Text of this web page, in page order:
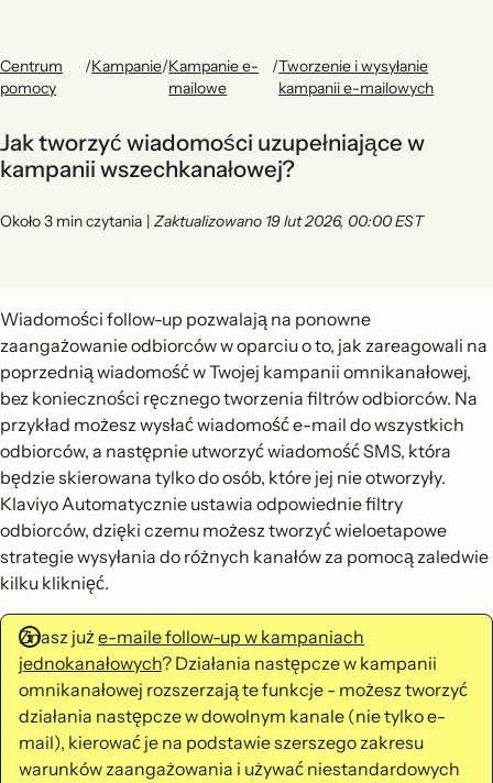
Centrum
pomocy
/Kampanie/Kampanie e-
mailowe
/Tworzenie i wysyłanie
kampanii e-mailowych
Jak tworzyć wiadomości uzupełniające w
kampanii wszechkanałowej?
Około 3 min czytania | Zaktualizowano 19 lut 2026, 00:00 EST
Wiadomości follow-up pozwalają na ponowne
zaangażowanie odbiorców w oparciu o to, jak zareagowali na
poprzednią wiadomość w Twojej kampanii omnikanałowej,
bez konieczności ręcznego tworzenia filtrów odbiorców. Na
przykład możesz wysłać wiadomość e-mail do wszystkich
odbiorców, a następnie utworzyć wiadomość SMS, która
będzie skierowana tylko do osób, które jej nie otworzyły.
Klaviyo Automatycznie ustawia odpowiednie filtry
odbiorców, dzięki czemu możesz tworzyć wieloetapowe
strategie wysyłania do różnych kanałów za pomocą zaledwie
kilku kliknięć.
Znasz juże-maile follow-up w kampaniach
jednokanałowych? Działania następcze w kampanii
omnikanałowej rozszerzają te funkcje - możesz tworzyć
działania następcze w dowolnym kanale (nie tylko e-
mail), kierować je na podstawie szerszego zakresu
warunków zaangażowania i używać niestandardowych